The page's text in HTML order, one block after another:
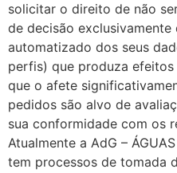
solicitar o direito de não
de decisão
automatizado dos seus
perfis) que produza
que o afete
pedidos são alvo de
sua conformidade com os
Atualmente a AdG –
tem processos de tomada